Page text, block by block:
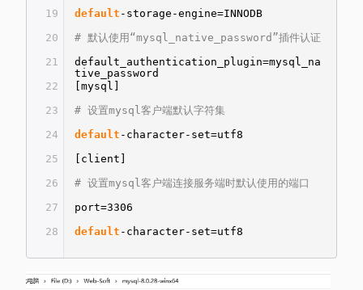
19
20
21
22
23
24
25
26
27
28
default -storage-engine=INNODB
# 默认使用“mysql_native_password”插件认证
default_authentication_plugin=mysql_na
tive_password
[mysql]
# 设置mysql客户端默认字符集
default -character-set=utf8
[client]
# 设置mysql客户端连接服务端时默认使用的端口
port=3306
default -character-set=utf8